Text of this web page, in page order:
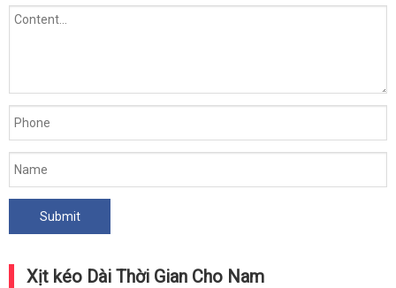
Xịt kéo Dài Thời Gian Cho Nam